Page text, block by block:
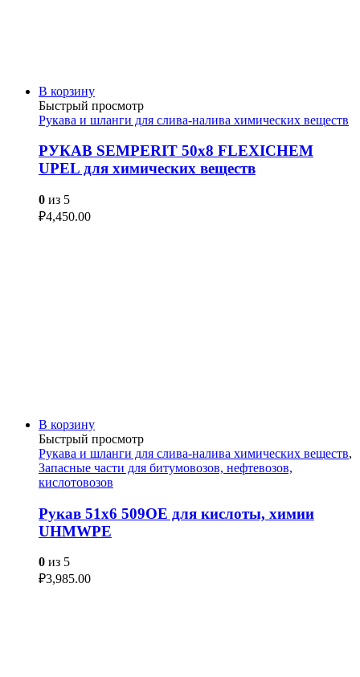
В корзину
Быстрый просмотр
Рукава и шланги для слива-налива химических веществ
РУКАВ SEMPERIT 50х8 FLEXICHEM
UPEL для химических веществ
0 из 5
₽4,450.00
В корзину
Быстрый просмотр
Рукава и шланги для слива-налива химических веществ,
Запасные части для битумовозов, нефтевозов,
кислотовозов
Рукав 51х6 509ОЕ для кислоты, химии
UHMWPE
0 из 5
₽3,985.00